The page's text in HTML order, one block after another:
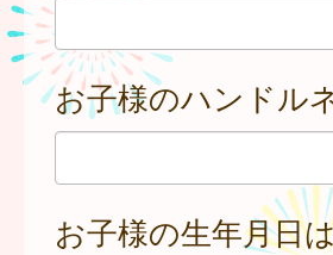
お子様のハンドル
お子様の生年月日